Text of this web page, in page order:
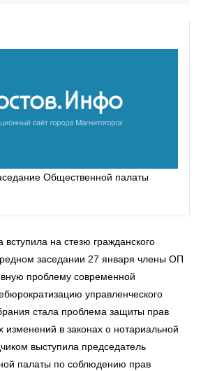
Общественной палаты
на стезю гражданского
заседании 27 января члены ОП
проблему современной
управленческого
стала проблема защиты прав
изменений в законах о нотариальной
выступила председатель
палаты по соблюдению прав